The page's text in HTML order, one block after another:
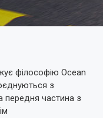
філософію Ocean
з
передня частина з